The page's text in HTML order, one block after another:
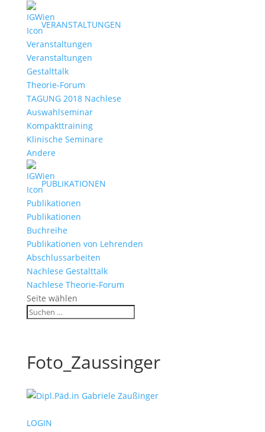
VERANSTALTUNGEN
Veranstaltungen
Gestalttalk
Theorie-Forum
TAGUNG 2018 Nachlese
Auswahlseminar
Kompakttraining
Klinische Seminare
Andere
PUBLIKATIONEN
Publikationen
Buchreihe
Publikationen von Lehrenden
Abschlussarbeiten
Nachlese Gestalttalk
Nachlese Theorie-Forum
Seite wählen
Foto_Zaussinger
LOGIN